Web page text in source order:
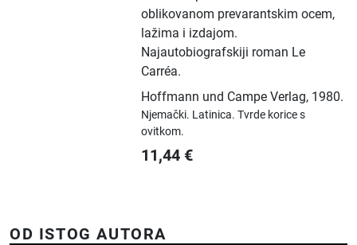
oblikovanom prevarantskim ocem,
lažima i izdajom.
Najautobiografskiji roman Le
Carréa.
Hoffmann und Campe Verlag, 1980.
Njemački. Latinica.Tvrde korice s
ovitkom.
11,44 €
OD ISTOG AUTORA